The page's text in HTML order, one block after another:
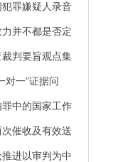
犯罪嫌疑人录音
并不都是否定
判要旨观点集
对一”证据问
中的国家工作
催收及有效送
进以审判为中